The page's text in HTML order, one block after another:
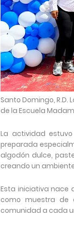
Santo Domingo,
de la Escuela
La actividad
preparada
algodón dulce,
creando un
Esta iniciativa nace
como muestra de
comunidad a cada